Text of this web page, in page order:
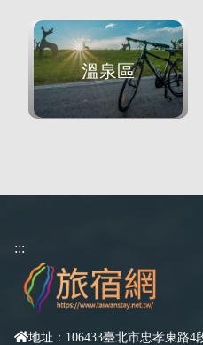
溫泉區
:::
地址：106433臺北市忠孝東路4